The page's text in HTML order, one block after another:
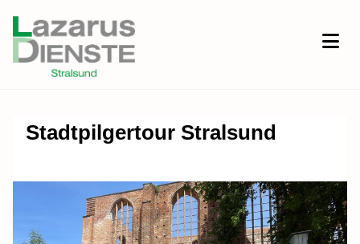
Stadtpilgertour Stralsund